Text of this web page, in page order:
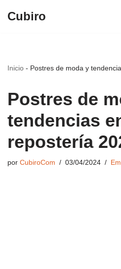
Cubiro
Inicio - Postres de moda y
Postres de
tendencias
repostería
por CubiroCom 03/04/2024